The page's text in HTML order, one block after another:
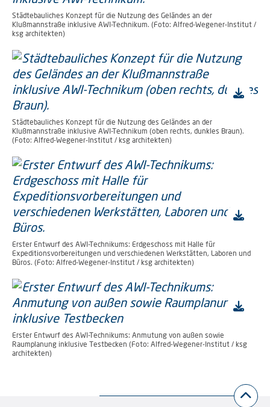
Städtebauliches Konzept für die Nutzung des Geländes an der
Klußmannstraße inklusive AWI-Technikum. (Foto: Alfred-Wegener-Institut /
ksg architekten)
Städtebauliches Konzept für die Nutzung des Geländes an der
Klußmannstraße inklusive AWI-Technikum (oben rechts, dunkles Braun).
(Foto: Alfred-Wegener-Institut / ksg architekten)
Erster Entwurf des AWI-Technikums: Erdgeschoss mit Halle für
Expeditionsvorbereitungen und verschiedenen Werkstätten, Laboren und
Büros. (Foto: Alfred-Wegener-Institut / ksg architekten)
Erster Entwurf des AWI-Technikums: Anmutung von außen sowie
Raumplanung inklusive Testbecken (Foto: Alfred-Wegener-Institut / ksg
architekten)